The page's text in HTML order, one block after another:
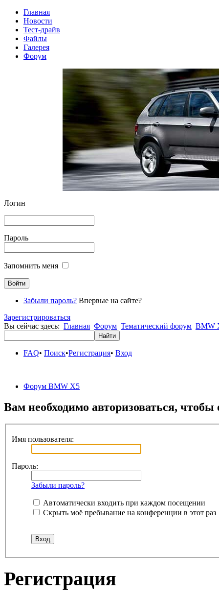
Главная
Новости
Тест-драйв
Файлы
Галерея
Форум
Логин
Пароль
Запомнить меня
Забыли пароль? Впервые на сайте?
Зарегистрироваться
Вы сейчас здесь: Главная Форум Тематический форум BMW
FAQ• Поиск•Регистрация• Вход
Форум BMW X5
Вам необходимо авторизоваться,
Имя пользователя:
Пароль:
Забыли пароль?
Автоматически входить при каждом посещении
Скрыть моё пребывание на конференции в этот раз
Регистрация